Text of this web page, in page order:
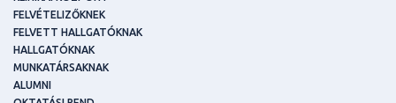
FELVÉTELIZŐKNEK
FELVETT HALLGATÓKNAK
HALLGATÓKNAK
MUNKATÁRSAKNAK
ALUMNI